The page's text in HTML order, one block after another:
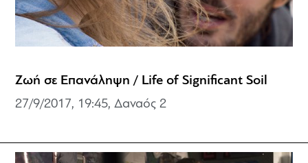
Ζωή σε Επανάληψη / Life of Significant Soil
27/9/2017, 19:45,Δαναός 2